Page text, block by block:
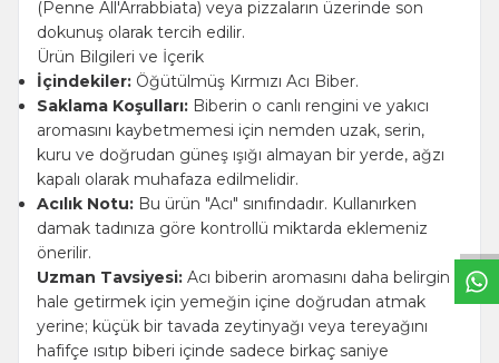
(Penne All'Arrabbiata) veya pizzaların üzerinde son
dokunuş olarak tercih edilir.
Ürün Bilgileri ve İçerik
İçindekiler: Öğütülmüş Kırmızı Acı Biber.
Saklama Koşulları: Biberin o canlı rengini ve yakıcı
aromasını kaybetmemesi için nemden uzak, serin,
kuru ve doğrudan güneş ışığı almayan bir yerde, ağzı
kapalı olarak muhafaza edilmelidir.
Acılık Notu: Bu ürün "Acı" sınıfındadır. Kullanırken
damak tadınıza göre kontrollü miktarda eklemeniz
önerilir.
Uzman Tavsiyesi: Acı biberin aromasını daha belirgin
hale getirmek için yemeğin içine doğrudan atmak
yerine; küçük bir tavada zeytinyağı veya tereyağını
hafifçe ısıtıp biberi içinde sadece birkaç saniye